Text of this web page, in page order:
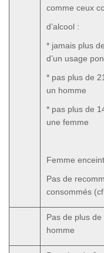
comme ceux
d’alcool :
* jamais plus
d’un usage
* pas plus de
un homme
* pas plus de
une femme
Femme
Pas de
consommés
Pas de plus
homme